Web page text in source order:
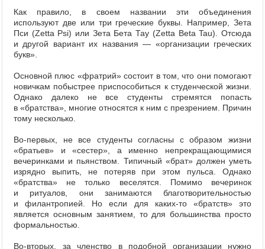
Как правило, в своем названии эти объединения
используют две или три греческие буквы. Например, Зета
Пси (Zetta Psi) или Зета Бета Тау (Zetta Beta Tau). Отсюда
и другой вариант их названия — «организации греческих
букв».
Основной плюс «фратрий» состоит в том, что они помогают
новичкам побыстрее приспособиться к студенческой жизни.
Однако далеко не все студенты стремятся попасть
в «братства», многие относятся к ним с презрением. Причин
тому несколько.
Во-первых, не все студенты согласны с образом жизни
«братьев» и «сестер», а именно непрекращающимися
вечеринками и пьянством. Типичный «брат» должен уметь
изрядно выпить, не потеряв при этом пульса. Однако
«братства» не только веселятся. Помимо вечеринок
и ритуалов, они занимаются благотворительностью
и филантропией. Но если для каких-то «братств» это
является основным занятием, то для большинства просто
формальностью.
Во-вторых, за членство в подобной организации нужно